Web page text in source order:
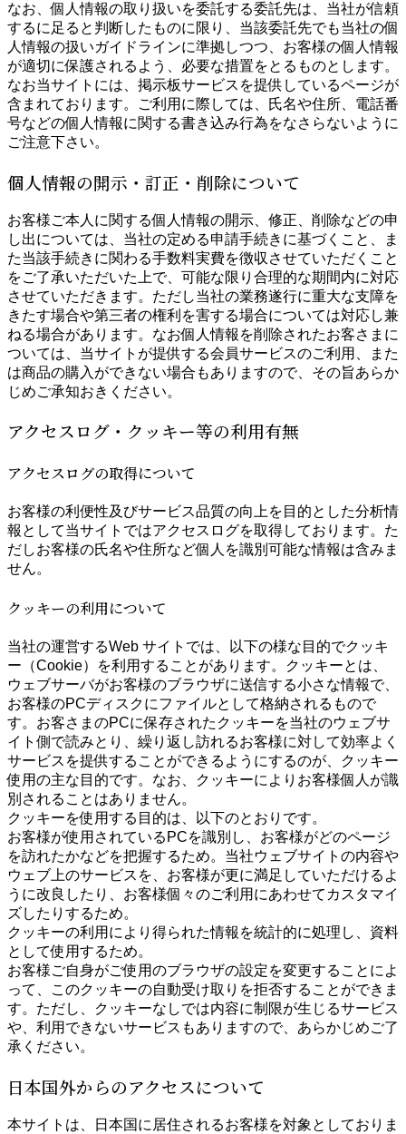
なお、個人情報の取り扱いを委託する委託先は、当社が信頼
するに足ると判断したものに限り、当該委託先でも当社の個
人情報の扱いガイドラインに準拠しつつ、お客様の個人情報
が適切に保護されるよう、必要な措置をとるものとします。
なお当サイトには、掲示板サービスを提供しているページが
含まれております。ご利用に際しては、氏名や住所、電話番
号などの個人情報に関する書き込み行為をなさらないように
ご注意下さい。
個人情報の開示・訂正・削除について
お客様ご本人に関する個人情報の開示、修正、削除などの申
し出については、当社の定める申請手続きに基づくこと、ま
た当該手続きに関わる手数料実費を徴収させていただくこと
をご了承いただいた上で、可能な限り合理的な期間内に対応
させていただきます。ただし当社の業務遂行に重大な支障を
きたす場合や第三者の権利を害する場合については対応し兼
ねる場合があります。なお個人情報を削除されたお客さまに
ついては、当サイトが提供する会員サービスのご利用、また
は商品の購入ができない場合もありますので、その旨あらか
じめご承知おきください。
アクセスログ・クッキー等の利用有無
アクセスログの取得について
お客様の利便性及びサービス品質の向上を目的とした分析情
報として当サイトではアクセスログを取得しております。た
だしお客様の氏名や住所など個人を識別可能な情報は含みま
せん。
クッキーの利用について
当社の運営するWeb サイトでは、以下の様な目的でクッキ
ー（Cookie）を利用することがあります。クッキーとは、
ウェブサーバがお客様のブラウザに送信する小さな情報で、
お客様のPCディスクにファイルとして格納されるもので
す。お客さまのPCに保存されたクッキーを当社のウェブサ
イト側で読みとり、繰り返し訪れるお客様に対して効率よく
サービスを提供することができるようにするのが、クッキー
使用の主な目的です。なお、クッキーによりお客様個人が識
別されることはありません。
クッキーを使用する目的は、以下のとおりです。
お客様が使用されているPCを識別し、お客様がどのページ
を訪れたかなどを把握するため。当社ウェブサイトの内容や
ウェブ上のサービスを、お客様が更に満足していただけるよ
うに改良したり、お客様個々のご利用にあわせてカスタマイ
ズしたりするため。
クッキーの利用により得られた情報を統計的に処理し、資料
として使用するため。
お客様ご自身がご使用のブラウザの設定を変更することによ
って、このクッキーの自動受け取りを拒否することができま
す。ただし、クッキーなしでは内容に制限が生じるサービス
や、利用できないサービスもありますので、あらかじめご了
承ください。
日本国外からのアクセスについて
本サイトは、日本国に居住されるお客様を対象としておりま